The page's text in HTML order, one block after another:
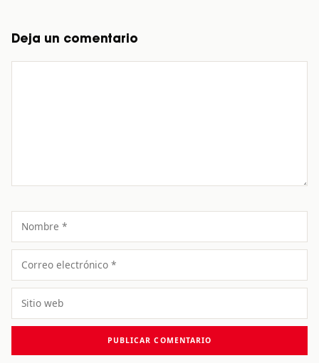
Deja un comentario
Comentario
Nombre
Correo
electrónico
Sitio
web